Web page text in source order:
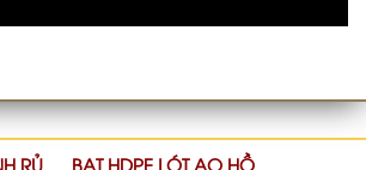
RỦ
BẠT HDPE LÓT AO HỒ